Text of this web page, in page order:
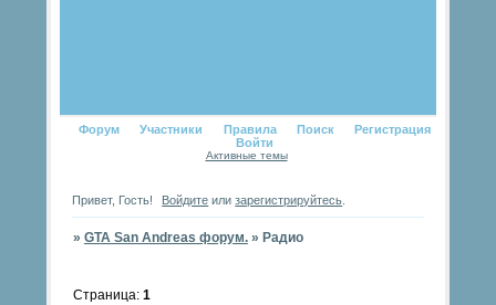
Форум Участники Правила Поиск
Регистрация
Войти
Активные темы
Привет, Гость! Войдите илизарегистрируйтесь
» GTA San Andreas форум. » Радио
Страница: 1